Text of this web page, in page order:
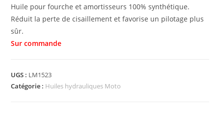
Huile pour fourche et amortisseurs 100% synthétique.
Réduit la perte de cisaillement et favorise un pilotage plus
sûr.
UGS : LM1523
Catégorie : Huiles hydrauliques Moto